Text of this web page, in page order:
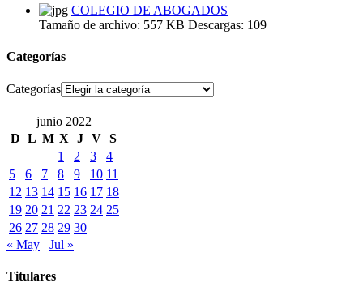
COLEGIO DE ABOGADOS
Tamaño de archivo: 557 KB Descargas: 109
Categorías
Categorías
junio 2022
D L M X J V S
1
2 3
4
5
6 7 8 9 10 11
12 13 14 15 16 17 18
19 20 21 22 23 24 25
26 27 28 29 30
« May
Jul »
Titulares